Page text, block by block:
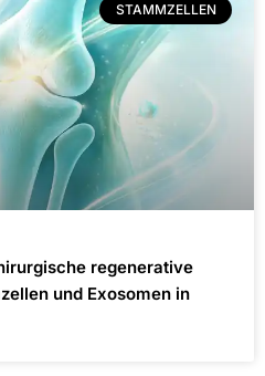
STAMMZELLEN
regenerative
und Exosomen in